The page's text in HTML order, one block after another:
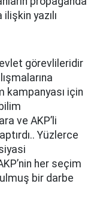
yazılı
görevlileridir
kampanyası için
ve AKP’li
Yüzlerce
her seçim
bir darbe